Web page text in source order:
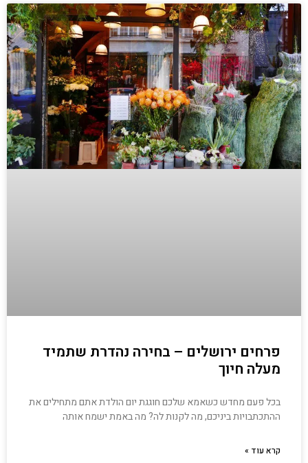
פרחים ירושלים – בחירה נהדרת שתמיד
מעלה חיוך
בכל פעם מחדש כשאמא שלכם חוגגת יום הולדת אתם מתחילים את
ההתכתבויות ביניכם, מה לקנות לה? מה באמת ישמח אותה
קרא עוד »